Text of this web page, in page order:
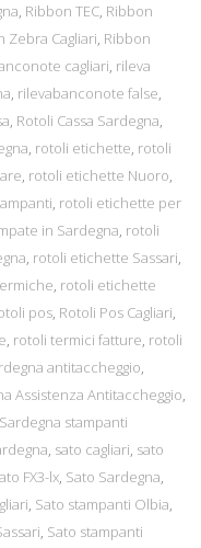
, Ribbon TEC, Ribbon
Zebra Cagliari, Ribbon
cagliari, rileva
, rilevabanconote false,
, Rotoli Cassa Sardegna,
, rotoli etichette, rotoli
, rotoli etichette Nuoro,
, rotoli etichette per
in Sardegna, rotoli
, rotoli etichette Sassari,
, rotoli etichette
pos, Rotoli Pos Cagliari,
, rotoli termici fatture, rotoli
antitaccheggio,
Assistenza Antitaccheggio,
Sardegna stampanti
, sato cagliari, sato
FX3-lx, Sato Sardegna,
, Sato stampanti Olbia,
, Sato stampanti